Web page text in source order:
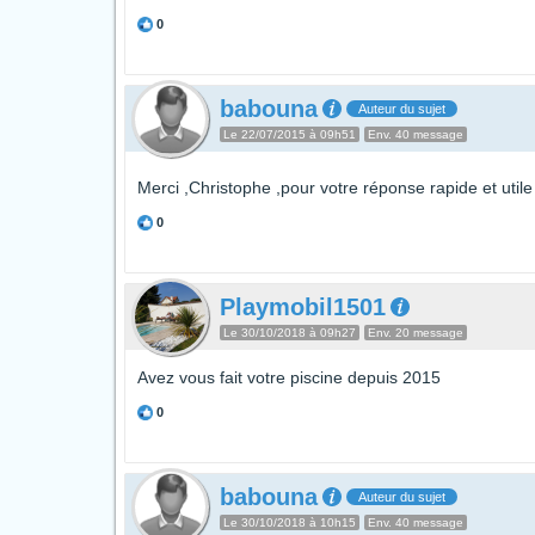
0
babouna Auteur du sujet
Le 22/07/2015 à 09h51 Env. 40 message
Merci ,Christophe ,pour votre réponse rapide et
0
Playmobil1501
Le 30/10/2018 à 09h27 Env. 20 message
Avez vous fait votre piscine depuis 2015
0
babouna Auteur du sujet
Le 30/10/2018 à 10h15 Env. 40 message